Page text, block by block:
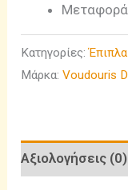
Μεταφορά
Κατηγορίες:
Μάρκα:Voudouris
Αξιολογήσεις (0)